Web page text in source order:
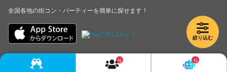
絞り込む
全国各地の街コン・パーティーを簡単に探せます！
Copyright © LINKBAL Inc. All Rights Reserved.